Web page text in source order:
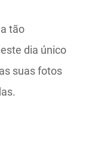
tão
dia único
suas fotos